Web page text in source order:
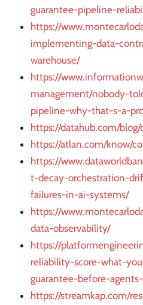
guarantee-pipeline-
https://
implementing-data-
warehouse/
https://
management/nobody-
pipeline-why-that-s-a-
https://datahub.com/
https://atlan.com/know/
https://
t-decay-orchestration-
failures-in-ai-systems/
https://
data-observability/
https://
reliability-score-what-
guarantee-before-
https://streamkap.com/